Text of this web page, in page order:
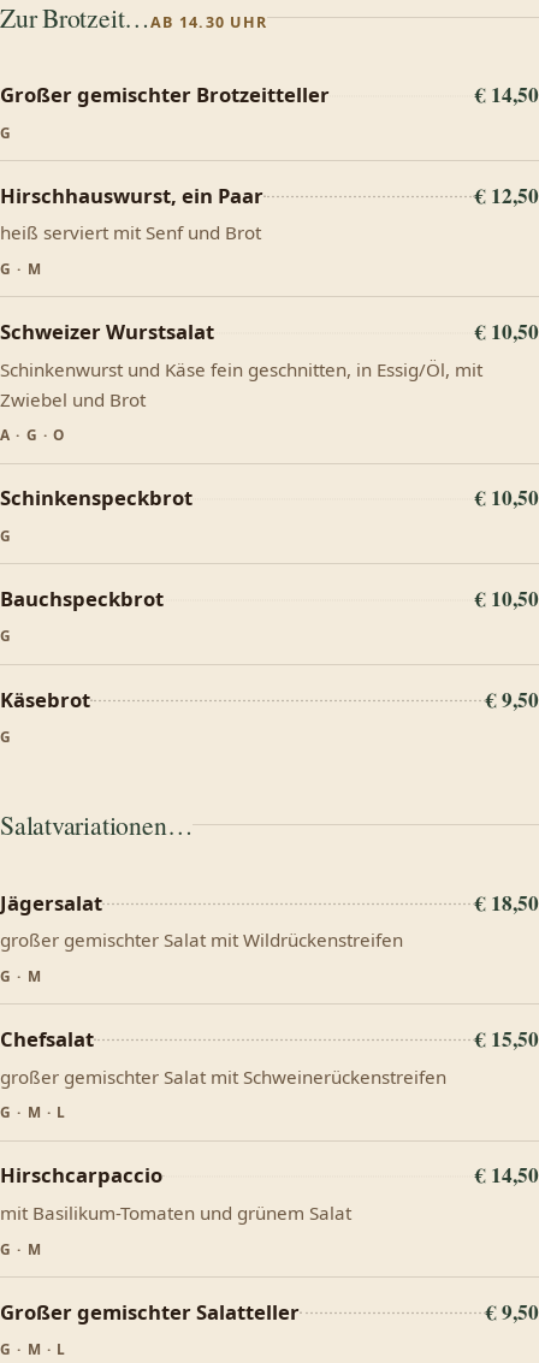
Zur Brotzeit…AB 14.30 UHR
Großer gemischter Brotzeitteller € 14,50
G
Hirschhauswurst, ein Paar € 12,50
heiß serviert mit Senf und Brot
G · M
Schweizer Wurstsalat € 10,50
Schinkenwurst und Käse fein geschnitten, in Essig/Öl, mit
Zwiebel und Brot
A · G · O
Schinkenspeckbrot € 10,50
G
Bauchspeckbrot € 10,50
G
Käsebrot € 9,50
G
Salatvariationen…
Jägersalat € 18,50
großer gemischter Salat mit Wildrückenstreifen
G · M
Chefsalat € 15,50
großer gemischter Salat mit Schweinerückenstreifen
G · M · L
Hirschcarpaccio € 14,50
mit Basilikum-Tomaten und grünem Salat
G · M
Großer gemischter Salatteller € 9,50
G · M · L